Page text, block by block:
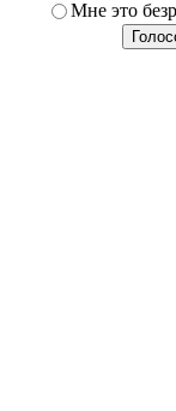
Мне это